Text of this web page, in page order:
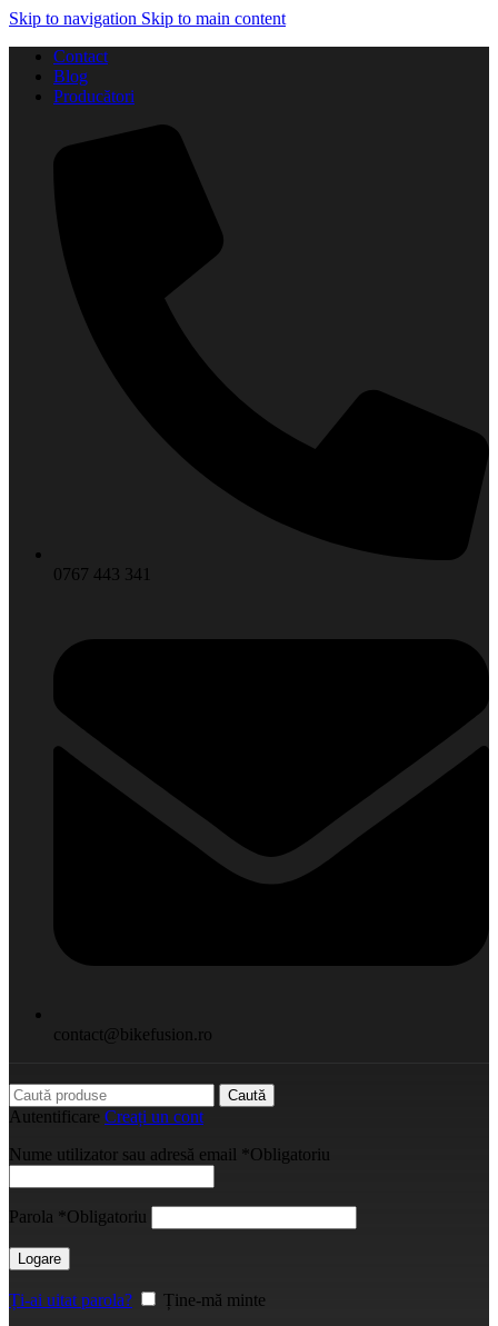
Skip to navigation Skip to main content
Contact
Blog
Producători
0767 443 341
contact@bikefusion.ro
Caută
Autentificare Creați un cont
Nume utilizator sau adresă email *Obligatoriu
Parola *Obligatoriu
Logare
Ți-ai uitat parola?
Ține-mă minte